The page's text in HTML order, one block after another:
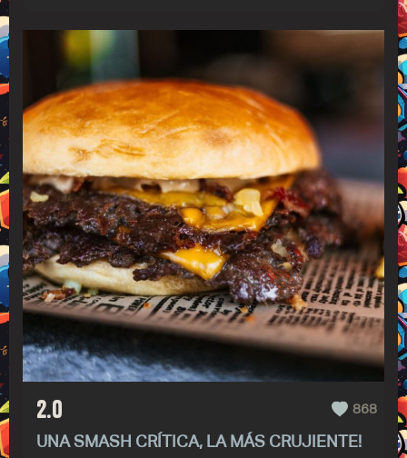
2.0 868
UNA SMASH CRÍTICA, LA MÁS CRUJIENTE!